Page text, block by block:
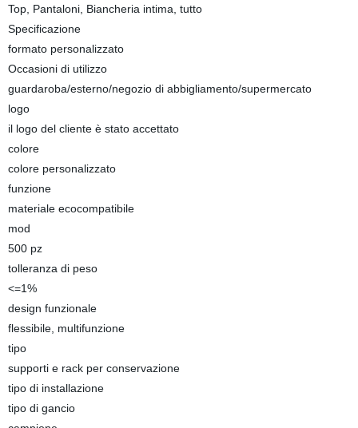
Top, Pantaloni, Biancheria intima, tutto
Specificazione
formato personalizzato
Occasioni di utilizzo
guardaroba/esterno/negozio di abbigliamento/supermercato
logo
il logo del cliente è stato accettato
colore
colore personalizzato
funzione
materiale ecocompatibile
mod
500 pz
tolleranza di peso
<=1%
design funzionale
flessibile, multifunzione
tipo
supporti e rack per conservazione
tipo di installazione
tipo di gancio